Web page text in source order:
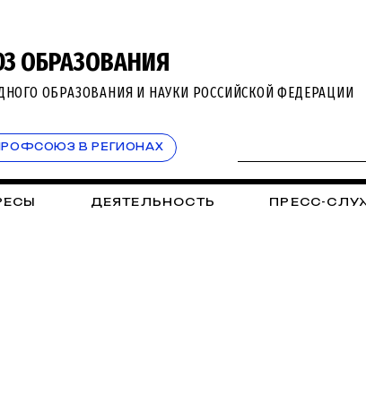
ОБРАЗОВАНИЯ
ОБРАЗОВАНИЯ И НАУКИ РОССИЙСКОЙ ФЕДЕРАЦИИ
В РЕГИОНАХ
ДЕЯТЕЛЬНОСТЬ ПРЕСС-